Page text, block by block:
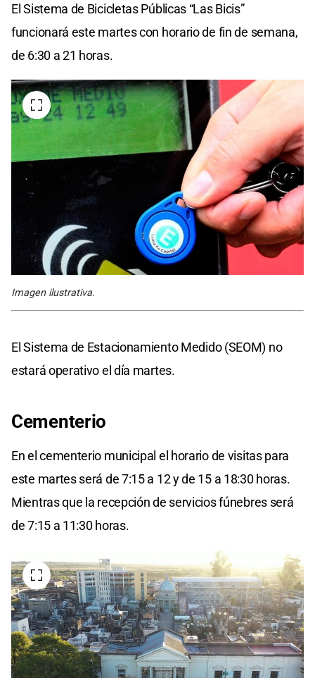
El Sistema de Bicicletas Públicas “Las Bicis”
funcionará este martes con horario de fin de semana,
de 6:30 a 21 horas.
Imagen ilustrativa.
El Sistema de Estacionamiento Medido (SEOM) no
estará operativo el día martes.
Cementerio
En el cementerio municipal el horario de visitas para
este martes será de 7:15 a 12 y de 15 a 18:30 horas.
Mientras que la recepción de servicios fúnebres será
de 7:15 a 11:30 horas.